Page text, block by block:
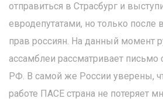
отправиться в Страсбург и
евродепутатами, но только после
прав россиян. На данный момент
ассамблеи рассматривает письмо
РФ. В самой же России уверены,
работе ПАСЕ страна не потеряет